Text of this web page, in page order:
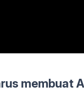
membuat